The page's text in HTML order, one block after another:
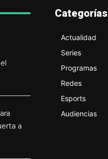
a
Categorías
Actualidad
Series
Programas
Redes
Esports
Audiencias